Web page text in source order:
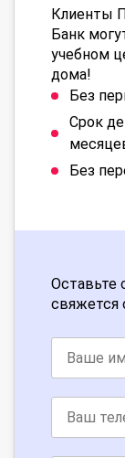
Клиенты
Банк
учебном
дома!
Без
Срок
Без
Оставьте
свяжется